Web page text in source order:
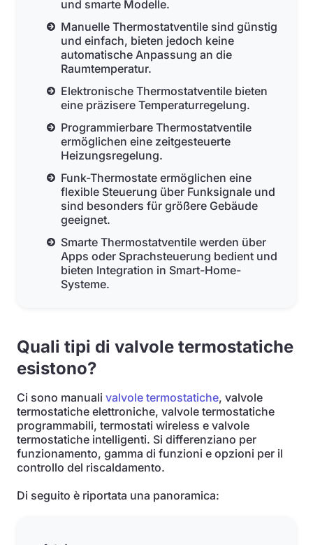
und smarte Modelle.
Manuelle Thermostatventile sind günstig
und einfach, bieten jedoch keine
automatische Anpassung an die
Raumtemperatur.
Elektronische Thermostatventile bieten
eine präzisere Temperaturregelung.
Programmierbare Thermostatventile
ermöglichen eine zeitgesteuerte
Heizungsregelung.
Funk-Thermostate ermöglichen eine
flexible Steuerung über Funksignale und
sind besonders für größere Gebäude
geeignet.
Smarte Thermostatventile werden über
Apps oder Sprachsteuerung bedient und
bieten Integration in Smart-Home-
Systeme.
Quali tipi di valvole termostatiche
esistono?
Ci sono manuali valvole termostatiche, valvole
termostatiche elettroniche, valvole termostatiche
programmabili, termostati wireless e valvole
termostatiche intelligenti. Si differenziano per
funzionamento, gamma di funzioni e opzioni per il
controllo del riscaldamento.
Di seguito è riportata una panoramica: